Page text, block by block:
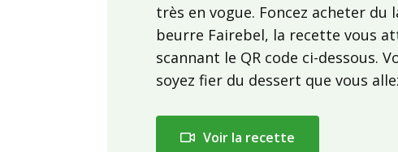
très en vogue. Foncez acheter du
beurre Fairebel, la recette vous
scannant le QR code ci-dessous.
soyez fier du dessert que vous
Voir la recette